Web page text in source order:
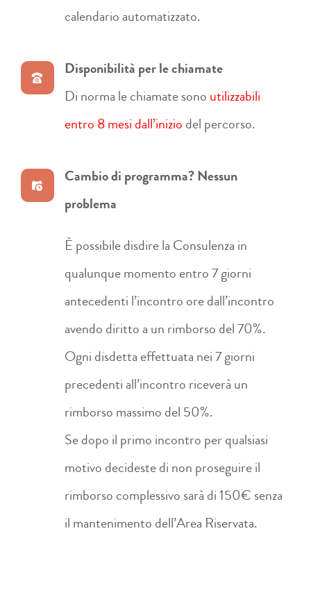
calendario automatizzato.
Disponibilità per le chiamate
Di norma le chiamate sono utilizzabili
entro 8 mesi dall’inizio del percorso.
Cambio di programma? Nessun
problema
È possibile disdire la Consulenza in
qualunque momento entro 7 giorni
antecedenti l’incontro ore dall’incontro
avendo diritto a un rimborso del 70%.
Ogni disdetta effettuata nei 7 giorni
precedenti all’incontro riceverà un
rimborso massimo del 50%.
Se dopo il primo incontro per qualsiasi
motivo decideste di non proseguire il
rimborso complessivo sarà di 150€ senza
il mantenimento dell’Area Riservata.